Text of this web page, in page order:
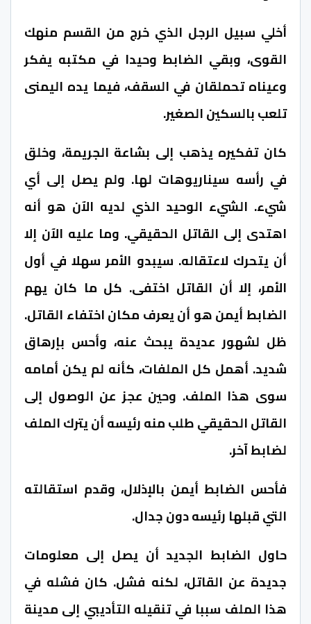
أخلي سبيل الرجل الذي خرج من القسم منهك
القوى، وبقي الضابط وحيدا في مكتبه يفكر
وعيناه تحملقان في السقف، فيما يده اليمنى
تلعب بالسكين الصغير.
كان تفكيره يذهب إلى بشاعة الجريمة، وخلق
في رأسه سيناريوهات لها. ولم يصل إلى أي
شيء. الشيء الوحيد الذي لديه الآن هو أنه
اهتدى إلى القاتل الحقيقي. وما عليه الآن إلا
أن يتحرك لاعتقاله. سيبدو الأمر سهلا في أول
الأمر، إلا أن القاتل اختفى. كل ما كان يهم
الضابط أيمن هو أن يعرف مكان اختفاء القاتل.
ظل لشهور عديدة يبحث عنه، وأحس بإرهاق
شديد. أهمل كل الملفات، كأنه لم يكن أمامه
سوى هذا الملف. وحين عجز عن الوصول إلى
القاتل الحقيقي طلب منه رئيسه أن يترك الملف
لضابط آخر.
فأحس الضابط أيمن بالإذلال، وقدم استقالته
التي قبلها رئيسه دون جدال.
حاول الضابط الجديد أن يصل إلى معلومات
جديدة عن القاتل، لكنه فشل. كان فشله في
هذا الملف سببا في تنقيله التأديبي إلى مدينة